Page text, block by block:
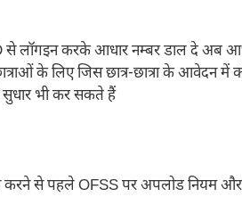
से लॉगइन करके आधार नम्बर डाल दे अब
के लिए जिस छात्र-छात्रा के आवेदन में
भी कर सकते हैं
से पहले OFSS पर अपलोड नियम और